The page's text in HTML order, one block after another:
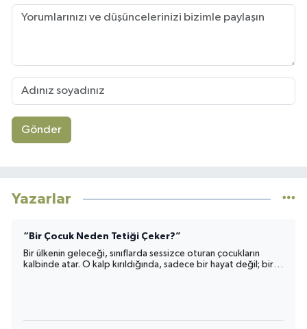
Gönder
Yazarlar
“Bir Çocuk Neden Tetiği Çeker?”
Bir ülkenin geleceği, sınıflarda sessizce oturan çocukların
kalbinde atar. O kalp kırıldığında, sadece bir hayat değil; bir